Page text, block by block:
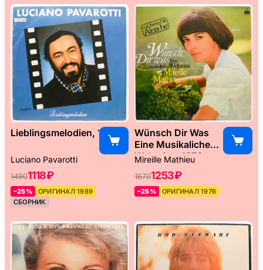
Lieblingsmelodien, 1989
Luciano Pavarotti
14901118 ₽
–25%
ОРИГИНАЛ 1989
СБОРНИК
Wünsch Dir Was
Eine Musikaliche
Weltreise, 1976
Mireille Mathieu
16701253 ₽
–25% ОРИГИНАЛ 1976